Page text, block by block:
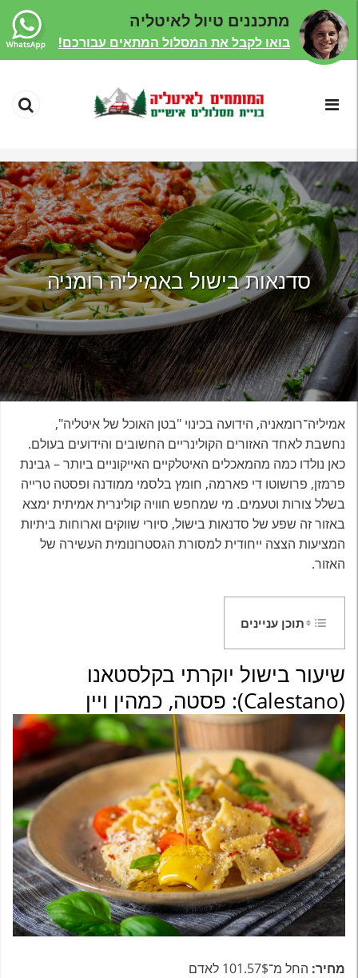
סדנאות בישול באמיליה רומניה
אמיליה־רומאניה, הידועה בכינוי "בטן האוכל של איטליה",
נחשבת לאחד האזורים הקולינריים החשובים והידועים בעולם.
כאן נולדו כמה מהמאכלים האיטלקיים האייקוניים ביותר – גבינת
פרמזן, פרושוטו די פארמה, חומץ בלסמי ממודנה ופסטה טרייה
בשלל צורות וטעמים. מי שמחפש חוויה קולינרית אמיתית ימצא
באזור זה שפע של סדנאות בישול, סיורי שווקים וארוחות ביתיות
המציעות הצצה ייחודית למסורת הגסטרונומית העשירה של
האזור.
תוכן עניינים
שיעור בישול יוקרתי בקלסטאנו
(Calestano): פסטה, כמהין ויין
מחיר: החל מ־101.57$ לאדם
מתכננים טיול לאיטליה
בואו לקבל את המסלול המתאים עבורכם!